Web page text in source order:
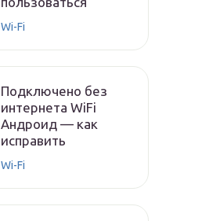
Wi-Fi
Подключено без
интернета WiFi
Андроид — как
исправить
Wi-Fi